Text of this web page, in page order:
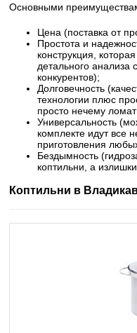
Основными
Цена (поставка от
Простота и
конструкция,
детального
конкурентов);
Долговечность
технологии плюс
просто нечему
Универсальность
комплекте идут все
приготовления
Бездымность
коптильни, а
Коптильни в